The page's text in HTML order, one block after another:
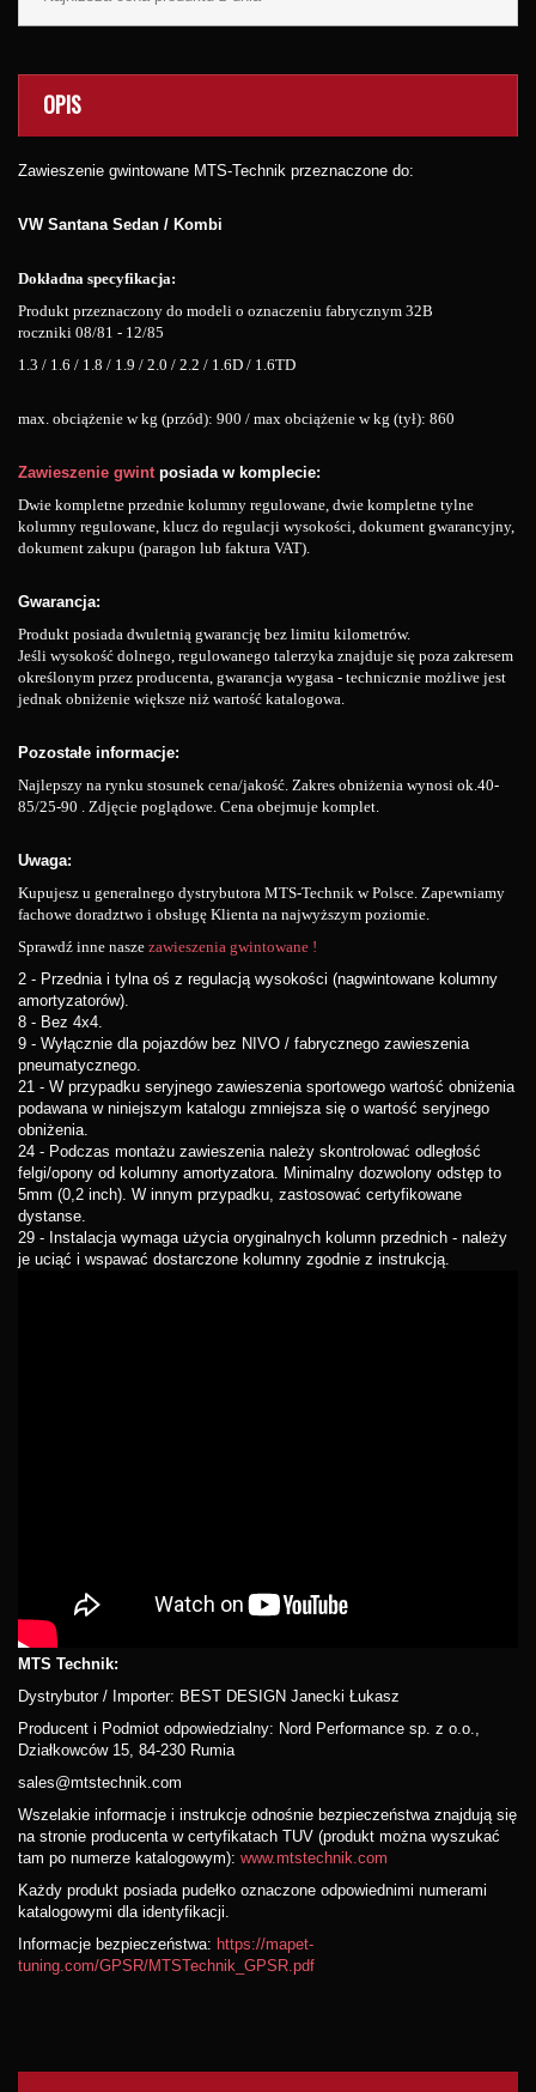
OPIS
Zawieszenie gwintowane MTS-Technik przeznaczone do:
VW Santana Sedan / Kombi
Dokładna specyfikacja:
Produkt przeznaczony do modeli o oznaczeniu fabrycznym 32B
roczniki 08/81 - 12/85
1.3 / 1.6 / 1.8 / 1.9 / 2.0 / 2.2 / 1.6D / 1.6TD
max. obciążenie w kg (przód): 900 / max obciążenie w kg (tył): 860
Zawieszenie gwintposiada w komplecie:
Dwie kompletne przednie kolumny regulowane, dwie kompletne tylne
kolumny regulowane, klucz do regulacji wysokości, dokument gwarancyjny,
dokument zakupu (paragon lub faktura VAT).
Gwarancja:
Produkt posiada dwuletnią gwarancję bez limitu kilometrów.
Jeśli wysokość dolnego, regulowanego talerzyka znajduje się poza zakresem
określonym przez producenta, gwarancja wygasa - technicznie możliwe jest
jednak obniżenie większe niż wartość katalogowa.
Pozostałe informacje:
Najlepszy na rynku stosunek cena/jakość. Zakres obniżenia wynosi ok.40-
85/25-90 . Zdjęcie poglądowe. Cena obejmuje komplet.
Uwaga:
Kupujesz u generalnego dystrybutora MTS-Technik w Polsce. Zapewniamy
fachowe doradztwo i obsługę Klienta na najwyższym poziomie.
Sprawdź inne nasze zawieszenia gwintowane !
2 - Przednia i tylna oś z regulacją wysokości (nagwintowane kolumny
amortyzatorów).
8 - Bez 4x4.
9 - Wyłącznie dla pojazdów bez NIVO / fabrycznego zawieszenia
pneumatycznego.
21 - W przypadku seryjnego zawieszenia sportowego wartość obniżenia
podawana w niniejszym katalogu zmniejsza się o wartość seryjnego
obniżenia.
24 - Podczas montażu zawieszenia należy skontrolować odległość
felgi/opony od kolumny amortyzatora. Minimalny dozwolony odstęp to
5mm (0,2 inch). W innym przypadku, zastosować certyfikowane
dystanse.
29 - Instalacja wymaga użycia oryginalnych kolumn przednich - należy
je uciąć i wspawać dostarczone kolumny zgodnie z instrukcją.
MTS Technik:
Dystrybutor / Importer: BEST DESIGN Janecki Łukasz
Producent i Podmiot odpowiedzialny: Nord Performance sp. z o.o.,
Działkowców 15, 84-230 Rumia
sales@mtstechnik.com
Wszelakie informacje i instrukcje odnośnie bezpieczeństwa znajdują się
na stronie producenta w certyfikatach TUV (produkt można wyszukać
tam po numerze katalogowym): www.mtstechnik.com
Każdy produkt posiada pudełko oznaczone odpowiednimi numerami
katalogowymi dla identyfikacji.
Informacje bezpieczeństwa: https://mapet-
tuning.com/GPSR/MTSTechnik_GPSR.pdf